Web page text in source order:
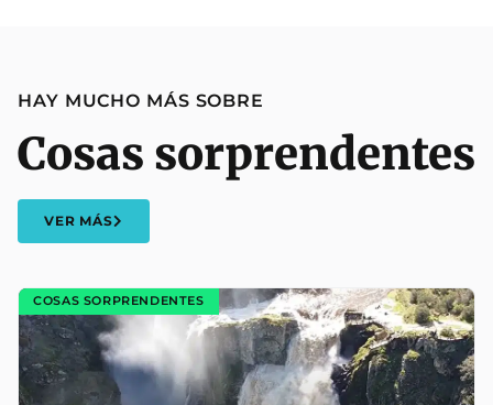
HAY MUCHO MÁS SOBRE
Cosas sorprendentes
VER MÁS
COSAS SORPRENDENTES